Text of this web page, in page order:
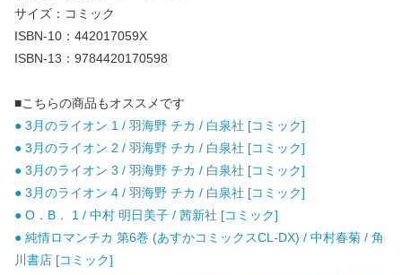
サイズ：コミック
ISBN-10：442017059X
ISBN-13：9784420170598
■こちらの商品もオススメです
● 3月のライオン 1 / 羽海野 チカ / 白泉社 [コミック]
● 3月のライオン 2 / 羽海野 チカ / 白泉社 [コミック]
● 3月のライオン 3 / 羽海野 チカ / 白泉社 [コミック]
● 3月のライオン 4 / 羽海野 チカ / 白泉社 [コミック]
● O．B． 1 / 中村 明日美子 / 茜新社 [コミック]
● 純情ロマンチカ 第6巻 (あすかコミックスCL-DX) / 中村春菊 / 角
川書店 [コミック]